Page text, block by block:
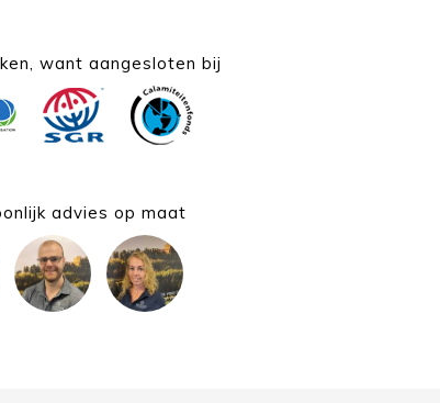
want aangesloten bij
advies op maat